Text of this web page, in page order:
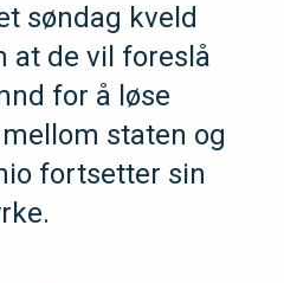
søndag kveld
at de vil foreslå
for å løse
staten og
fortsetter sin